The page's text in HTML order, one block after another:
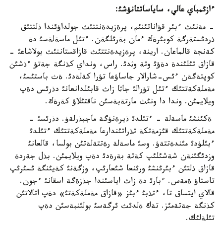
ءازئمباي عالي، ساياساتتانؤشئ:
- مةنئث ءبئر قؤاناتئنئم، پرةزيدةنتتئث جولداؤئندا ذلتتئق
ذردئستةرگة كوبئرةك ءمان بةرئلگةن. ءتئل ماسةلةسئ دة
كةنجة قالماعان. ارينة، پرةزيدةنتتئث قازاقستاننئث بولاشاعئ -
قازاق تئلئندة دةؤئ وتة وثدئ. راس، ونداي كذنگة جةتؤ ءذشئن
كوپتةگةن ءئس-شارالار جاساؤعا تؤرا كةلةدئ. ةث باستئسئ،
مةملةكةتتئك ءتئل تؤرالئ جاثا زاث قابئلدانعانئ دذرئس دةپ
ويلايمئن. وندا دا ونئث مارتةبةسئن ناقتئلاؤ كةرةك.
ةكئنشئ ماسةلة - ءتئلدئ ذيرةنؤگة ماجبذرلةؤ. دذرئسئ -
مةملةكةتتئك قئزمةتكة تذراتئندارعا مةملةكةتتئك ءتئلدئ
ءبئلؤدئ مئندةتتةؤ. وسئ ماسةلة رةتتةلةتئن بولسا، قالعانئ
وزدئگئنةن شةشئلئپ كةتة بةرةدئ دةپ ويلايمئن. بذل جةردة
قازاق ذلتئن ءبئرئنشئ ورئنعا شئعارئپ، وزگةنئ كةيئنگة ئسئرئپ
تاستاؤ ةمةس. ءبارئ دة زاث اياسئندا جذزةگة اسقانئ ءجون.
قالاي ايتساق تا، ءتذبئ ءبئز «قازاق مةملةكةتئ» دةپ اتالاتئن
كذنگة جةتةمئز. تةك ةلدئث ئرگةسئ بولئنبةسئن دةپ
تئلةلئك.